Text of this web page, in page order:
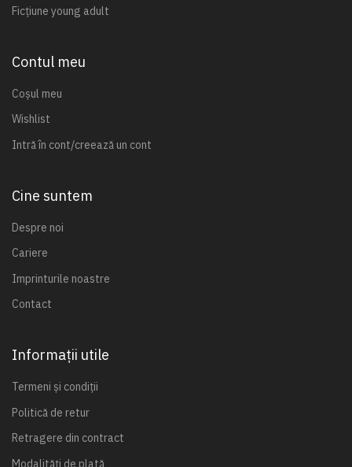
Ficțiune young adult
Contul meu
Coșul meu
Wishlist
Intră în cont/creează un cont
Cine suntem
Despre noi
Cariere
Imprinturile noastre
Contact
Informații utile
Termeni și condiții
Politică de retur
Retragere din contract
Modalități de plată